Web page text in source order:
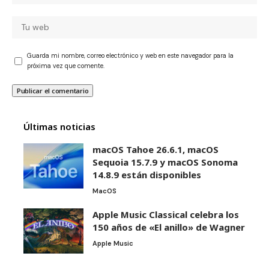
Guarda mi nombre, correo electrónico y web en este navegador para la
próxima vez que comente.
Últimas noticias
macOS Tahoe 26.6.1, macOS
Sequoia 15.7.9 y macOS Sonoma
14.8.9 están disponibles
MacOS
Apple Music Classical celebra los
150 años de «El anillo» de Wagner
Apple Music